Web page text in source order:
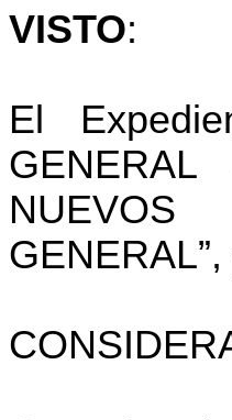
VISTO:
El
NUEVOS
GENERAL”,